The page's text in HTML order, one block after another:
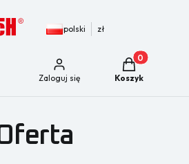
polski zł
wyszukiwarkę
Zaloguj się
Produkty w
Koszyk